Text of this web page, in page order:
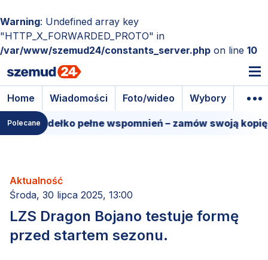
Warning: Undefined array key
"HTTP_X_FORWARDED_PROTO" in
/var/www/szemud24/constants_server.php on line 10
Home Wiadomości Foto/wideo Wybory
Polecane
pudełko pełne wspomnień – zamów swoją kopię!
Aktualność
Środa, 30 lipca 2025, 13:00
LZS Dragon Bojano testuje formę
przed startem sezonu.